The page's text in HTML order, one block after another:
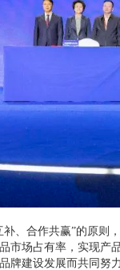
、合作共赢”的原
市场占有率，实现
牌建设发展而共同努力